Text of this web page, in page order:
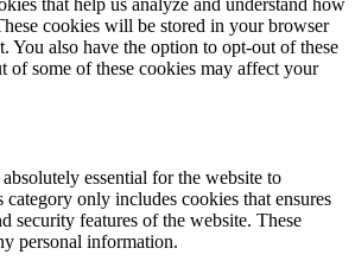
cookies will be stored in your browser
You also have the option to opt-out of these
of some of these cookies may affect your
essential for the website to
only includes cookies that ensures
security features of the website. These
personal information.